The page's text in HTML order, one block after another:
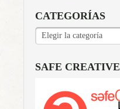
CATEGORÍAS
CATEGORÍAS
SAFE CREATIVE